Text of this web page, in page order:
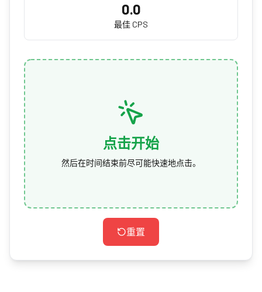
0.0
最佳 CPS
点击开始
然后在时间结束前尽可能快速地点击。
重置